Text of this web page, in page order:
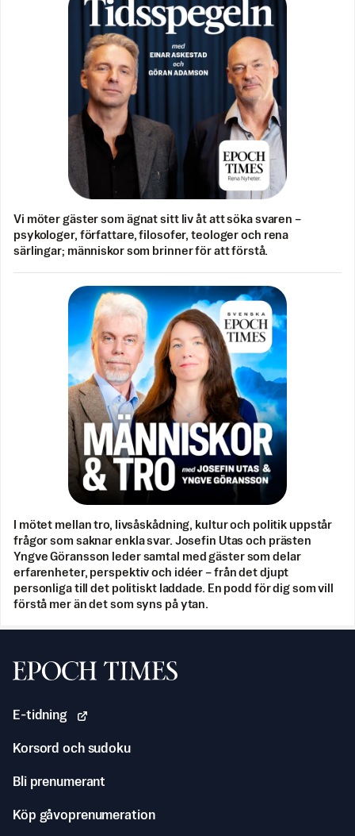
Vi möter gäster som ägnat sitt liv åt att söka svaren –
psykologer, författare, filosofer, teologer och rena
särlingar; människor som brinner för att förstå.
I mötet mellan tro, livsåskådning, kultur och politik uppstår
frågor som saknar enkla svar. Josefin Utas och prästen
Yngve Göransson leder samtal med gäster som delar
erfarenheter, perspektiv och idéer – från det djupt
personliga till det politiskt laddade. En podd för dig som vill
förstå mer än det som syns på ytan.
Svenska Epoch Times
E-tidning
Korsord och sudoku
Bli prenumerant
Köp gåvoprenumeration